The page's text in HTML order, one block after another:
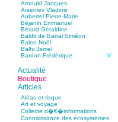
Arnould Jacques
Arseniev Vladimir
Aubertel Pierre-Marie
Béjanin Emmanuel
Bérard Géraldine
Baldit de Barral Siméon
Balen Noël
Balhi Jamel
Bardon Frédérique
Bastide Fabien
Baudin Julie
Baujard Jacques
Bazin Sylvain
Bellanger Marc
Bellec Hervé
Belleville Régis
Benestar Géraldine
Benoist Yann
Actualité
Boutique
Articles
Aléas et risque
Art et voyage
Collecte d�€�informations
Connaissance des écosystèmes